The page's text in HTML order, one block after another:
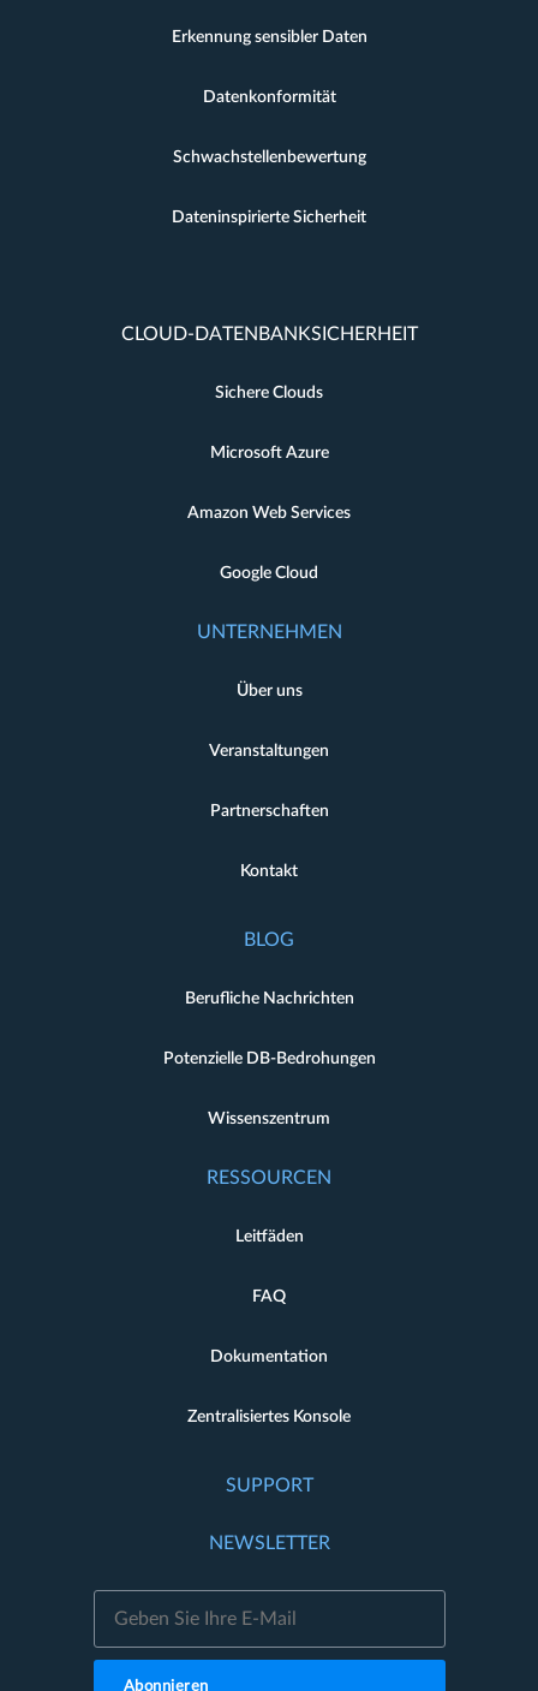
Erkennung sensibler Daten
Datenkonformität
Schwachstellenbewertung
Dateninspirierte Sicherheit
CLOUD-DATENBANKSICHERHEIT
Sichere Clouds
Microsoft Azure
Amazon Web Services
Google Cloud
UNTERNEHMEN
Über uns
Veranstaltungen
Partnerschaften
Kontakt
BLOG
Berufliche Nachrichten
Potenzielle DB-Bedrohungen
Wissenszentrum
RESSOURCEN
Leitfäden
FAQ
Dokumentation
Zentralisiertes Konsole
SUPPORT
NEWSLETTER
Abonnieren